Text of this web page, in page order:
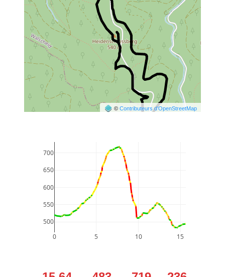
©Contributeurs d’OpenStreetMap
0 5 10 15
500
550
600
650
700